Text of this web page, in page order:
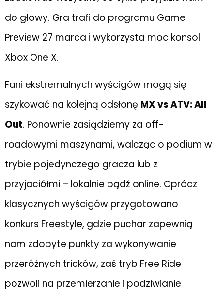
do głowy. Gra trafi do programu Game
Preview 27 marca i wykorzysta moc konsoli
Xbox One X.
Fani ekstremalnych wyścigów mogą się
szykować na kolejną odsłonę MX vs ATV: All
Out. Ponownie zasiądziemy za off-
roadowymi maszynami, walcząc o podium w
trybie pojedynczego gracza lub z
przyjaciółmi – lokalnie bądź online. Oprócz
klasycznych wyścigów przygotowano
konkurs Freestyle, gdzie puchar zapewnią
nam zdobyte punkty za wykonywanie
przeróżnych tricków, zaś tryb Free Ride
pozwoli na przemierzanie i podziwianie